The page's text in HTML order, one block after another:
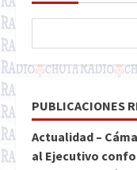
PUBLICACIONES
Actualidad –
al Ejecutivo